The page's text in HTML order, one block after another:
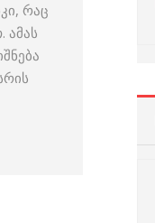
რაც
ამას